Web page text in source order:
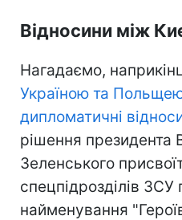
Відносини між
Нагадаємо,
Україною та
дипломатичні
рішення президента
Зеленського
спецпідрозділів ЗСУ
найменування